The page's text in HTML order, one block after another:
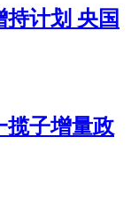
计划 央国
揽子增量政